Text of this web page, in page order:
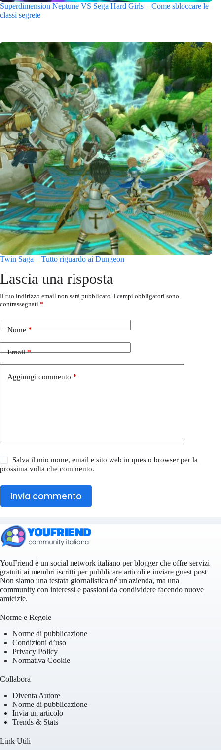
Superdimension Neptune VS Sega Hard Girls – Come sbloccare le
classi segrete
Twin Saga – Tutto riguardo ai Dungeon
Lascia una risposta
Il tuo indirizzo email non sarà pubblicato. I campi obbligatori sono
contrassegnati *
Nome*
Email*
Aggiungi commento *
Salva il mio nome, email e sito web in questo browser per la
prossima volta che commento.
Invia commento
YouFriend è un social network italiano per blogger che offre servizi
gratuiti ai membri iscritti per pubblicare articoli e inviare guest post.
Non siamo una testata giornalistica né un'azienda, ma una
community con interessi e passioni da condividere facendo nuove
amicizie.
Norme e Regole
Norme di pubblicazione
Condizioni d’uso
Privacy Policy
Normativa Cookie
Collabora
Diventa Autore
Norme di pubblicazione
Invia un articolo
Trends & Stats
Link Utili